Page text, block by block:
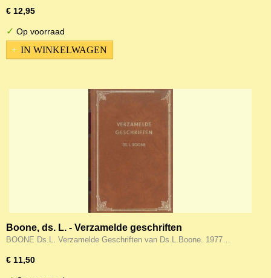
€ 12,95
✓ Op voorraad
IN WINKELWAGEN
Boone, ds. L. - Verzamelde geschriften
BOONE Ds.L. Verzamelde Geschriften van Ds.L.Boone. 1977…
€ 11,50